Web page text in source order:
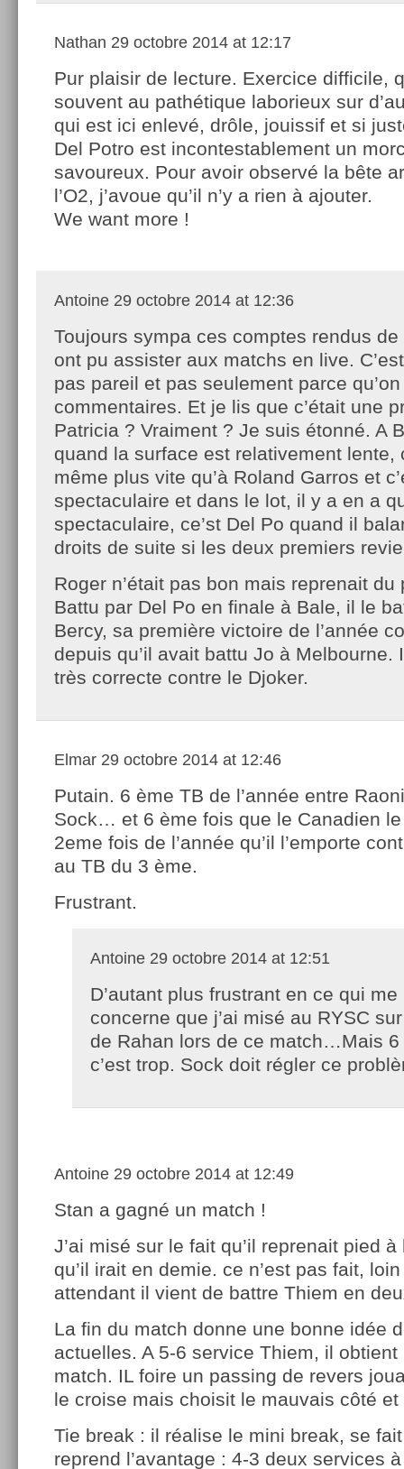
Nathan 29 octobre 2014 at 12:17
Pur plaisir de lecture. Exercice difficile,
souvent au pathétique laborieux sur
qui est ici enlevé, drôle, jouissif et si
Del Potro est incontestablement un
savoureux. Pour avoir observé la bête
l’O2, j’avoue qu’il n’y a rien à ajouter.
We want more !
Antoine 29 octobre 2014 at 12:36
Toujours sympa ces comptes rendus
ont pu assister aux matchs en live.
pas pareil et pas seulement parce qu’on
commentaires. Et je lis que c’était une
Patricia ? Vraiment ? Je suis étonné. A
quand la surface est relativement lente,
même plus vite qu’à Roland Garros et
spectaculaire et dans le lot, il y a en a
spectaculaire, ce’st Del Po quand il
droits de suite si les deux premiers
Roger n’était pas bon mais reprenait du
Battu par Del Po en finale à Bale, il le
Bercy, sa première victoire de l’année
depuis qu’il avait battu Jo à Melbourne.
très correcte contre le Djoker.
Elmar 29 octobre 2014 at 12:46
Putain. 6 ème TB de l’année entre
Sock… et 6 ème fois que le Canadien
2eme fois de l’année qu’il l’emporte
au TB du 3 ème.
Frustrant.
Antoine 29 octobre 2014 at 12:51
D’autant plus frustrant en ce qui me
concerne que j’ai misé au RYSC
de Rahan lors de ce match…Mais
c’est trop. Sock doit régler ce
Antoine 29 octobre 2014 at 12:49
Stan a gagné un match !
J’ai misé sur le fait qu’il reprenait pied
qu’il irait en demie. ce n’est pas fait,
attendant il vient de battre Thiem en
La fin du match donne une bonne idée
actuelles. A 5-6 service Thiem, il
match. IL foire un passing de revers
le croise mais choisit le mauvais côté
Tie break : il réalise le mini break, se
reprend l’avantage : 4-3 deux services